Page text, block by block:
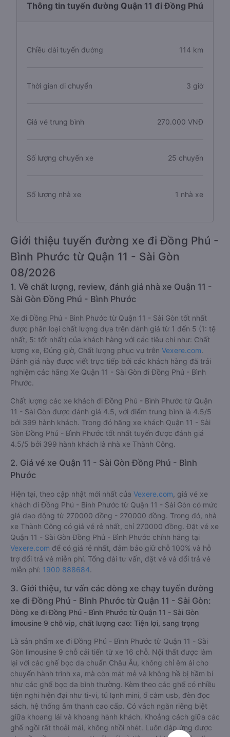
Thông tin tuyến đường Quận 11 đi Đồng Phú
Chiều dài tuyến đường 114 km
Thời gian di chuyển 3 giờ
Giá vé trung bình 270.000 VNĐ
Số lượng chuyến xe 25 chuyến
Số lượng nhà xe 1 nhà xe
Giới thiệu tuyến đường xe đi Đồng Phú -
Bình Phước từ Quận 11 - Sài Gòn
08/2026
1. Về chất lượng, review, đánh giá nhà xe Quận 11 -
Sài Gòn Đồng Phú - Bình Phước
Xe đi Đồng Phú - Bình Phước từ Quận 11 - Sài Gòn tốt nhất
được phân loại chất lượng dựa trên đánh giá từ 1 đến 5 (1: tệ
nhất, 5: tốt nhất) của khách hàng với các tiêu chí như: Chất
lượng xe, Đúng giờ, Chất lượng phục vụ trên Vexere.com.
Đánh giá này được viết trực tiếp bởi các khách hàng đã trải
nghiệm các hãng Xe Quận 11 - Sài Gòn đi Đồng Phú - Bình
Phước.
Chất lượng các xe khách đi Đồng Phú - Bình Phước từ Quận
11 - Sài Gòn được đánh giá 4.5, với điểm trung bình là 4.5/5
bởi 399 hành khách. Trong đó hãng xe khách Quận 11 - Sài
Gòn Đồng Phú - Bình Phước tốt nhất tuyến được đánh giá
4.5/5 bởi 399 hành khách là nhà xe Thành Công.
2. Giá vé xe Quận 11 - Sài Gòn Đồng Phú - Bình
Phước
Hiện tại, theo cập nhật mới nhất của Vexere.com , giá vé xe
khách đi Đồng Phú - Bình Phước từ Quận 11 - Sài Gòn có mức
giá dao động từ 270000 đồng - 270000 đồng. Trong đó, nhà
xe Thành Công có giá vé rẻ nhất, chỉ 270000 đồng. Đặt vé xe
Quận 11 - Sài Gòn Đồng Phú - Bình Phước chính hãng tại
Vexere.com để có giá rẻ nhất, đảm bảo giữ chỗ 100% và hỗ
trợ đổi trả vé miễn phí. Tổng đài tư vấn, đặt vé và đổi trả vé
miễn phí: 1900 888684.
3. Giới thiệu, tư vấn các dòng xe chạy tuyến đường
xe đi Đồng Phú - Bình Phước từ Quận 11 - Sài Gòn:
Dòng xe đi Đồng Phú - Bình Phước từ Quận 11 - Sài Gòn
limousine 9 chỗ vip, chất lượng cao: Tiện lợi, sang trọng
Là sản phẩm xe đi Đồng Phú - Bình Phước từ Quận 11 - Sài
Gòn limousine 9 chỗ cải tiến từ xe 16 chỗ. Nội thất được làm
lại với các ghế bọc da chuẩn Châu Âu, không chỉ êm ái cho
chuyến hành trình xa, mà còn mát mẻ và không hề bị hầm bí
như các ghế bọc da bình thường. Kèm theo các ghế có nhiều
tiện nghi hiện đại như ti-vi, tủ lạnh mini, ổ cắm usb, đèn đọc
sách, hệ thống âm thanh cao cấp. Có vách ngăn riêng biệt
giữa khoang lái và khoang hành khách. Khoảng cách giữa các
ghế ngồi rất thoải mái, không nhồi nhét. Luôn đáp ứng được